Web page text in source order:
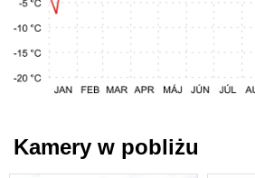
Kamery w pobliżu